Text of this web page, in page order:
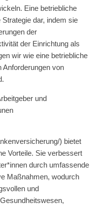
Eine betriebliche
dar, indem sie
der
der Einrichtung als
wir wie eine betriebliche
von
und
) bietet
Vorteile. Sie verbessert
durch umfassende
Maßnahmen, wodurch
und